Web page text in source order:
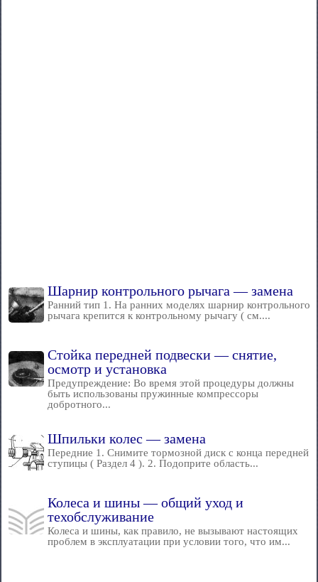
Шарнир контрольного рычага — замена
Ранний тип 1. На ранних моделях шарнир контрольного
рычага крепится к контрольному рычагу ( см....
Стойка передней подвески — снятие,
осмотр и установка
Предупреждение: Во время этой процедуры должны
быть использованы пружинные компрессоры
добротного...
Шпильки колес — замена
Передние 1. Снимите тормозной диск с конца передней
ступицы ( Раздел 4 ). 2. Подоприте область...
Колеса и шины — общий уход и
техобслуживание
Колеса и шины, как правило, не вызывают настоящих
проблем в эксплуатации при условии того, что им...